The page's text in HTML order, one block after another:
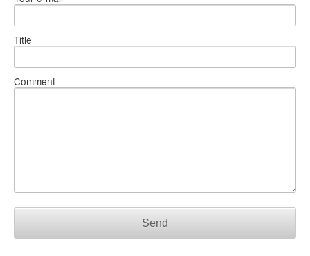
Title
Comment
Send